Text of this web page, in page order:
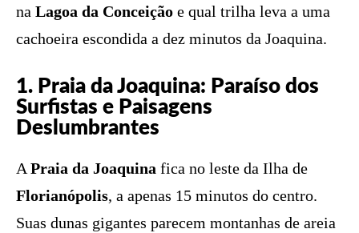
na Lagoa da Conceição e qual trilha leva a uma
cachoeira escondida a dez minutos da Joaquina.
1. Praia da Joaquina: Paraíso dos
Surfistas e Paisagens
Deslumbrantes
A Praia da Joaquina fica no leste da Ilha de
Florianópolis, a apenas 15 minutos do centro.
Suas dunas gigantes parecem montanhas de areia